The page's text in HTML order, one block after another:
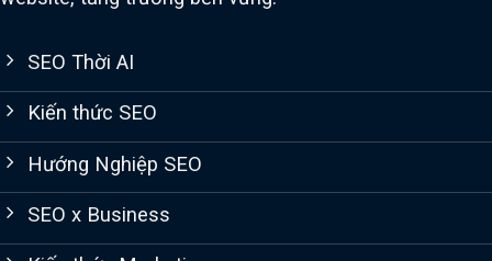
SEO Thời AI
Kiến thức SEO
Hướng Nghiệp SEO
SEO x Business